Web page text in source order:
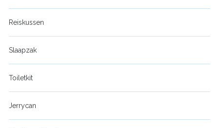
Reiskussen
Slaapzak
Toiletkit
Jerrycan